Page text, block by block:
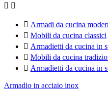
 
 Armadi da cucina
 Mobili da cucina classici
 Armadietti da cucina in
 Mobili da cucina
 Armadietti da cucina in
Armadio in acciaio inox